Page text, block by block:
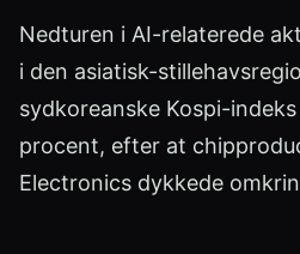
Nedturen i AI-relaterede
i den asiatisk-
sydkoreanske Kospi-
procent, efter at
Electronics dykkede